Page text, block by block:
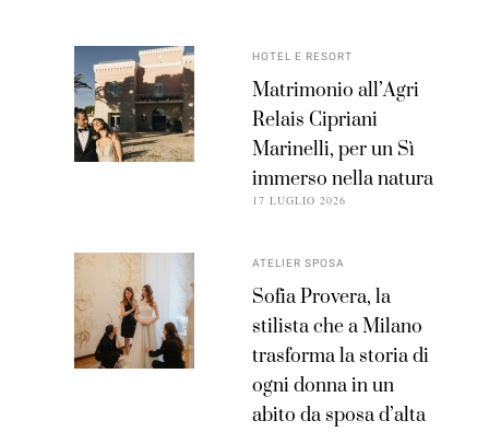
HOTEL E RESORT
Matrimonio all’Agri
Relais Cipriani
Marinelli, per un Sì
immerso nella natura
17 LUGLIO 2026
ATELIER SPOSA
Sofia Provera, la
stilista che a Milano
trasforma la storia di
ogni donna in un
abito da sposa d’alta